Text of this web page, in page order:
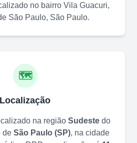
no bairro Vila Guacuri,
São Paulo, São Paulo.
🗺️
Localização
na região Sudestedo
de São Paulo(SP), na cidade